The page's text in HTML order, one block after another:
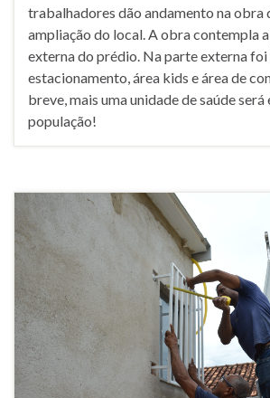
trabalhadores dão andamento na obra
ampliação do local. A obra contempla
externa do prédio. Na parte externa
estacionamento, área kids e área de
breve, mais uma unidade de saúde será
população!